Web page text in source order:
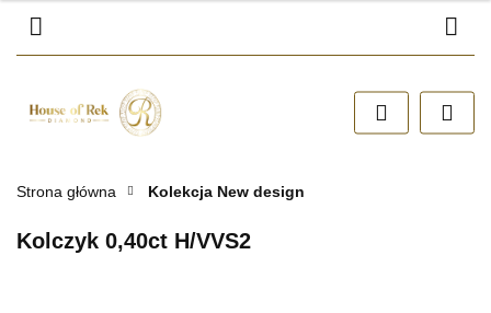
Zaloguj się
Zarejestruj się
Strona główna Kolekcja New design
Kolczyk 0,40ct H/VVS2